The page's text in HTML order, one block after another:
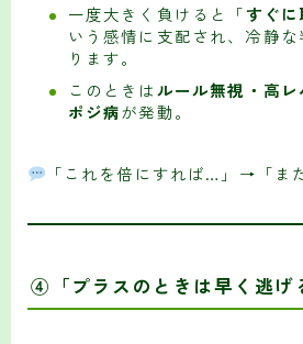
一度大きく負けると「すぐに
いう感情に支配され、冷静
ります。
このときはルール無視・高
ポジ病が発動。
「これを倍にすれば…」→「ま
④「プラスのときは早く逃げ